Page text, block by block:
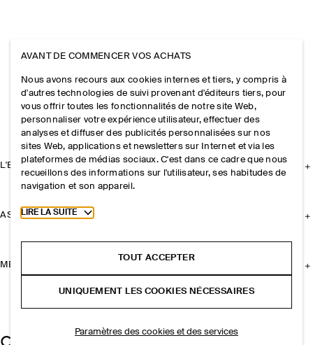
L'ENTREPRISE
ASSISTANCE
MENTIONS LÉGALES
AVANT DE COMMENCER VOS ACHATS
Nous avons recours aux cookies internes et tiers, y compris à
d'autres technologies de suivi provenant d'éditeurs tiers, pour
vous offrir toutes les fonctionnalités de notre site Web,
personnaliser votre expérience utilisateur, effectuer des
analyses et diffuser des publicités personnalisées sur nos
sites Web, applications et newsletters sur Internet et via les
plateformes de médias sociaux. C'est dans ce cadre que nous
recueillons des informations sur l'utilisateur, ses habitudes de
navigation et son appareil.
Toggle more cookie information
LIRE LA SUITE
TOUT ACCEPTER
UNIQUEMENT LES COOKIES NÉCESSAIRES
Paramètres des cookies et des services